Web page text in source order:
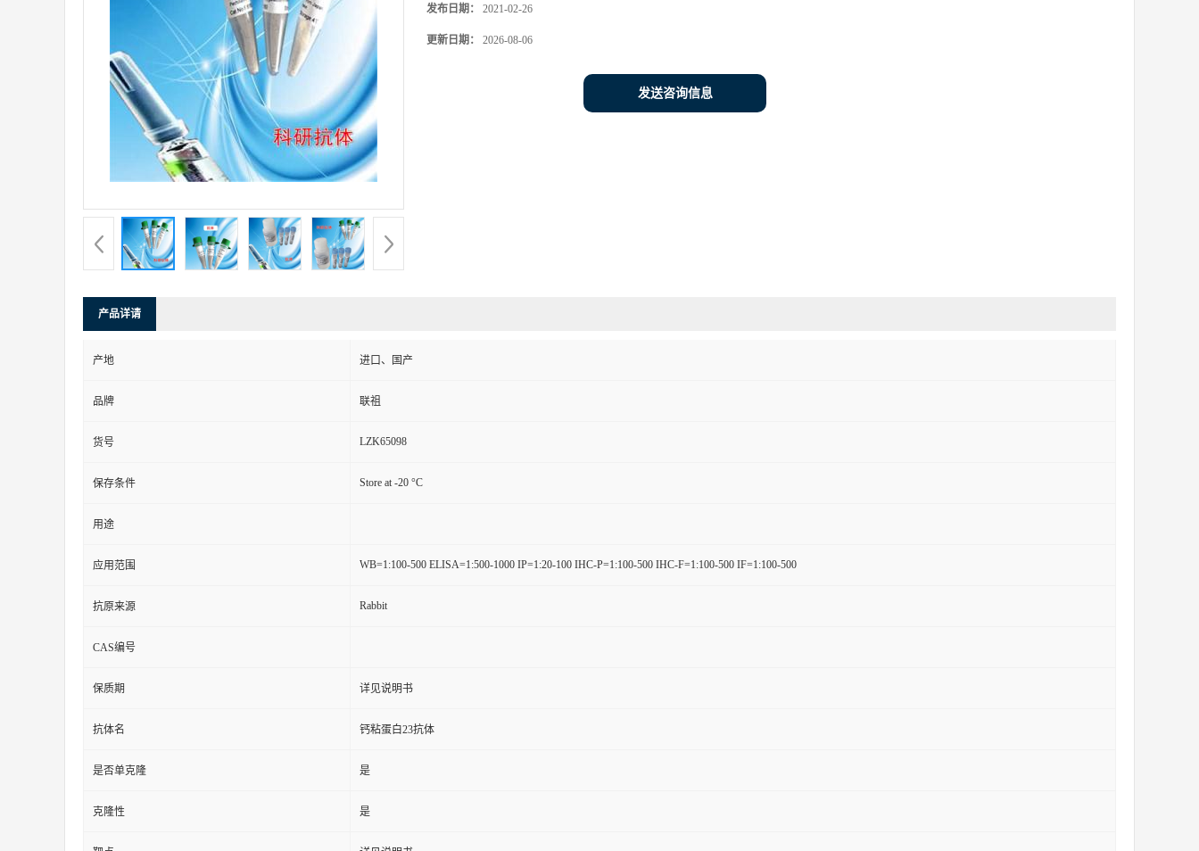
发布日期： 2021-02-26
更新日期： 2026-08-06
发送咨询信息
产品详请
产地 进口、国产
品牌 联祖
货号 LZK65098
保存条件 Store at -20 °C
用途
应用范围 WB=1:100-500 ELISA=1:500-1000 IP=1:20-100 IHC-P=1:100-500 IHC-F=1:100-500 IF=1:100-500
抗原来源 Rabbit
CAS编号
保质期 详见说明书
抗体名 钙粘蛋白23抗体
是否单克隆 是
克隆性 是